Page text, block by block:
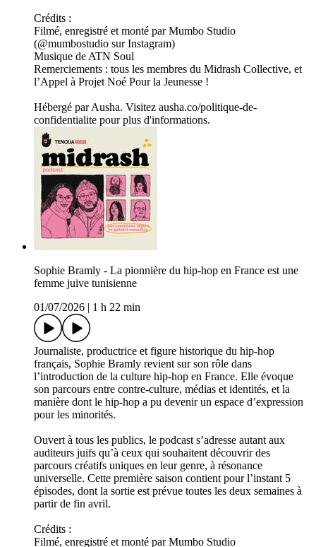
Crédits :
Filmé, enregistré et monté par Mumbo Studio
(@mumbostudio sur Instagram)
Musique de ATN Soul
Remerciements : tous les membres du Midrash Collective, et
l’Appel à Projet Noé Pour la Jeunesse !
Hébergé par Ausha. Visitez ausha.co/politique-de-
confidentialite pour plus d'informations.
Sophie Bramly - La pionnière du hip-hop en France est une
femme juive tunisienne
01/07/2026
1 h 22 min
Journaliste, productrice et figure historique du hip-hop
français, Sophie Bramly revient sur son rôle dans
l’introduction de la culture hip-hop en France. Elle évoque
son parcours entre contre-culture, médias et identités, et la
manière dont le hip-hop a pu devenir un espace d’expression
pour les minorités.
Ouvert à tous les publics, le podcast s’adresse autant aux
auditeurs juifs qu’à ceux qui souhaitent découvrir des
parcours créatifs uniques en leur genre, à résonance
universelle. Cette première saison contient pour l’instant 5
épisodes, dont la sortie est prévue toutes les deux semaines à
partir de fin avril.
Crédits :
Filmé, enregistré et monté par Mumbo Studio